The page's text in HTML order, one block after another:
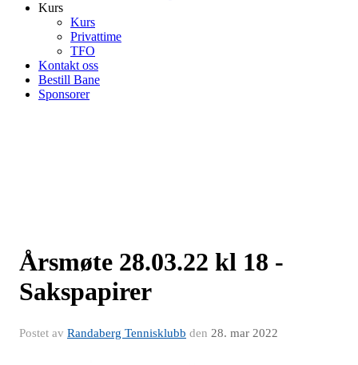
Kurs
Kurs
Privattime
TFO
Kontakt oss
Bestill Bane
Sponsorer
Årsmøte 28.03.22 kl 18 -
Sakspapirer
Postet av Randaberg Tennisklubb den 28. mar 2022